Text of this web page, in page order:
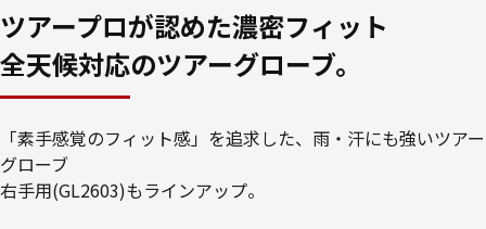
ツアープロが認めた濃密フィット
全天候対応のツアーグローブ。
「素手感覚のフィット感」を追求した、雨・汗にも強いツアー
グローブ
右手用(GL2603)もラインアップ。